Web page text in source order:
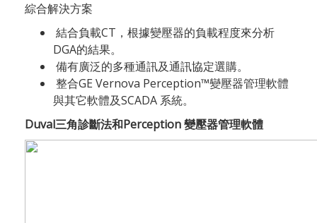
綜合解決方案
結合負載CT，根據變壓器的負載程度來分析
DGA的結果。
備有廣泛的多種通訊及通訊協定選購。
整合GE Vernova Perception™變壓器管理軟體
與其它軟體及SCADA 系統。
Duval三角診斷法和Perception 變壓器管理軟體